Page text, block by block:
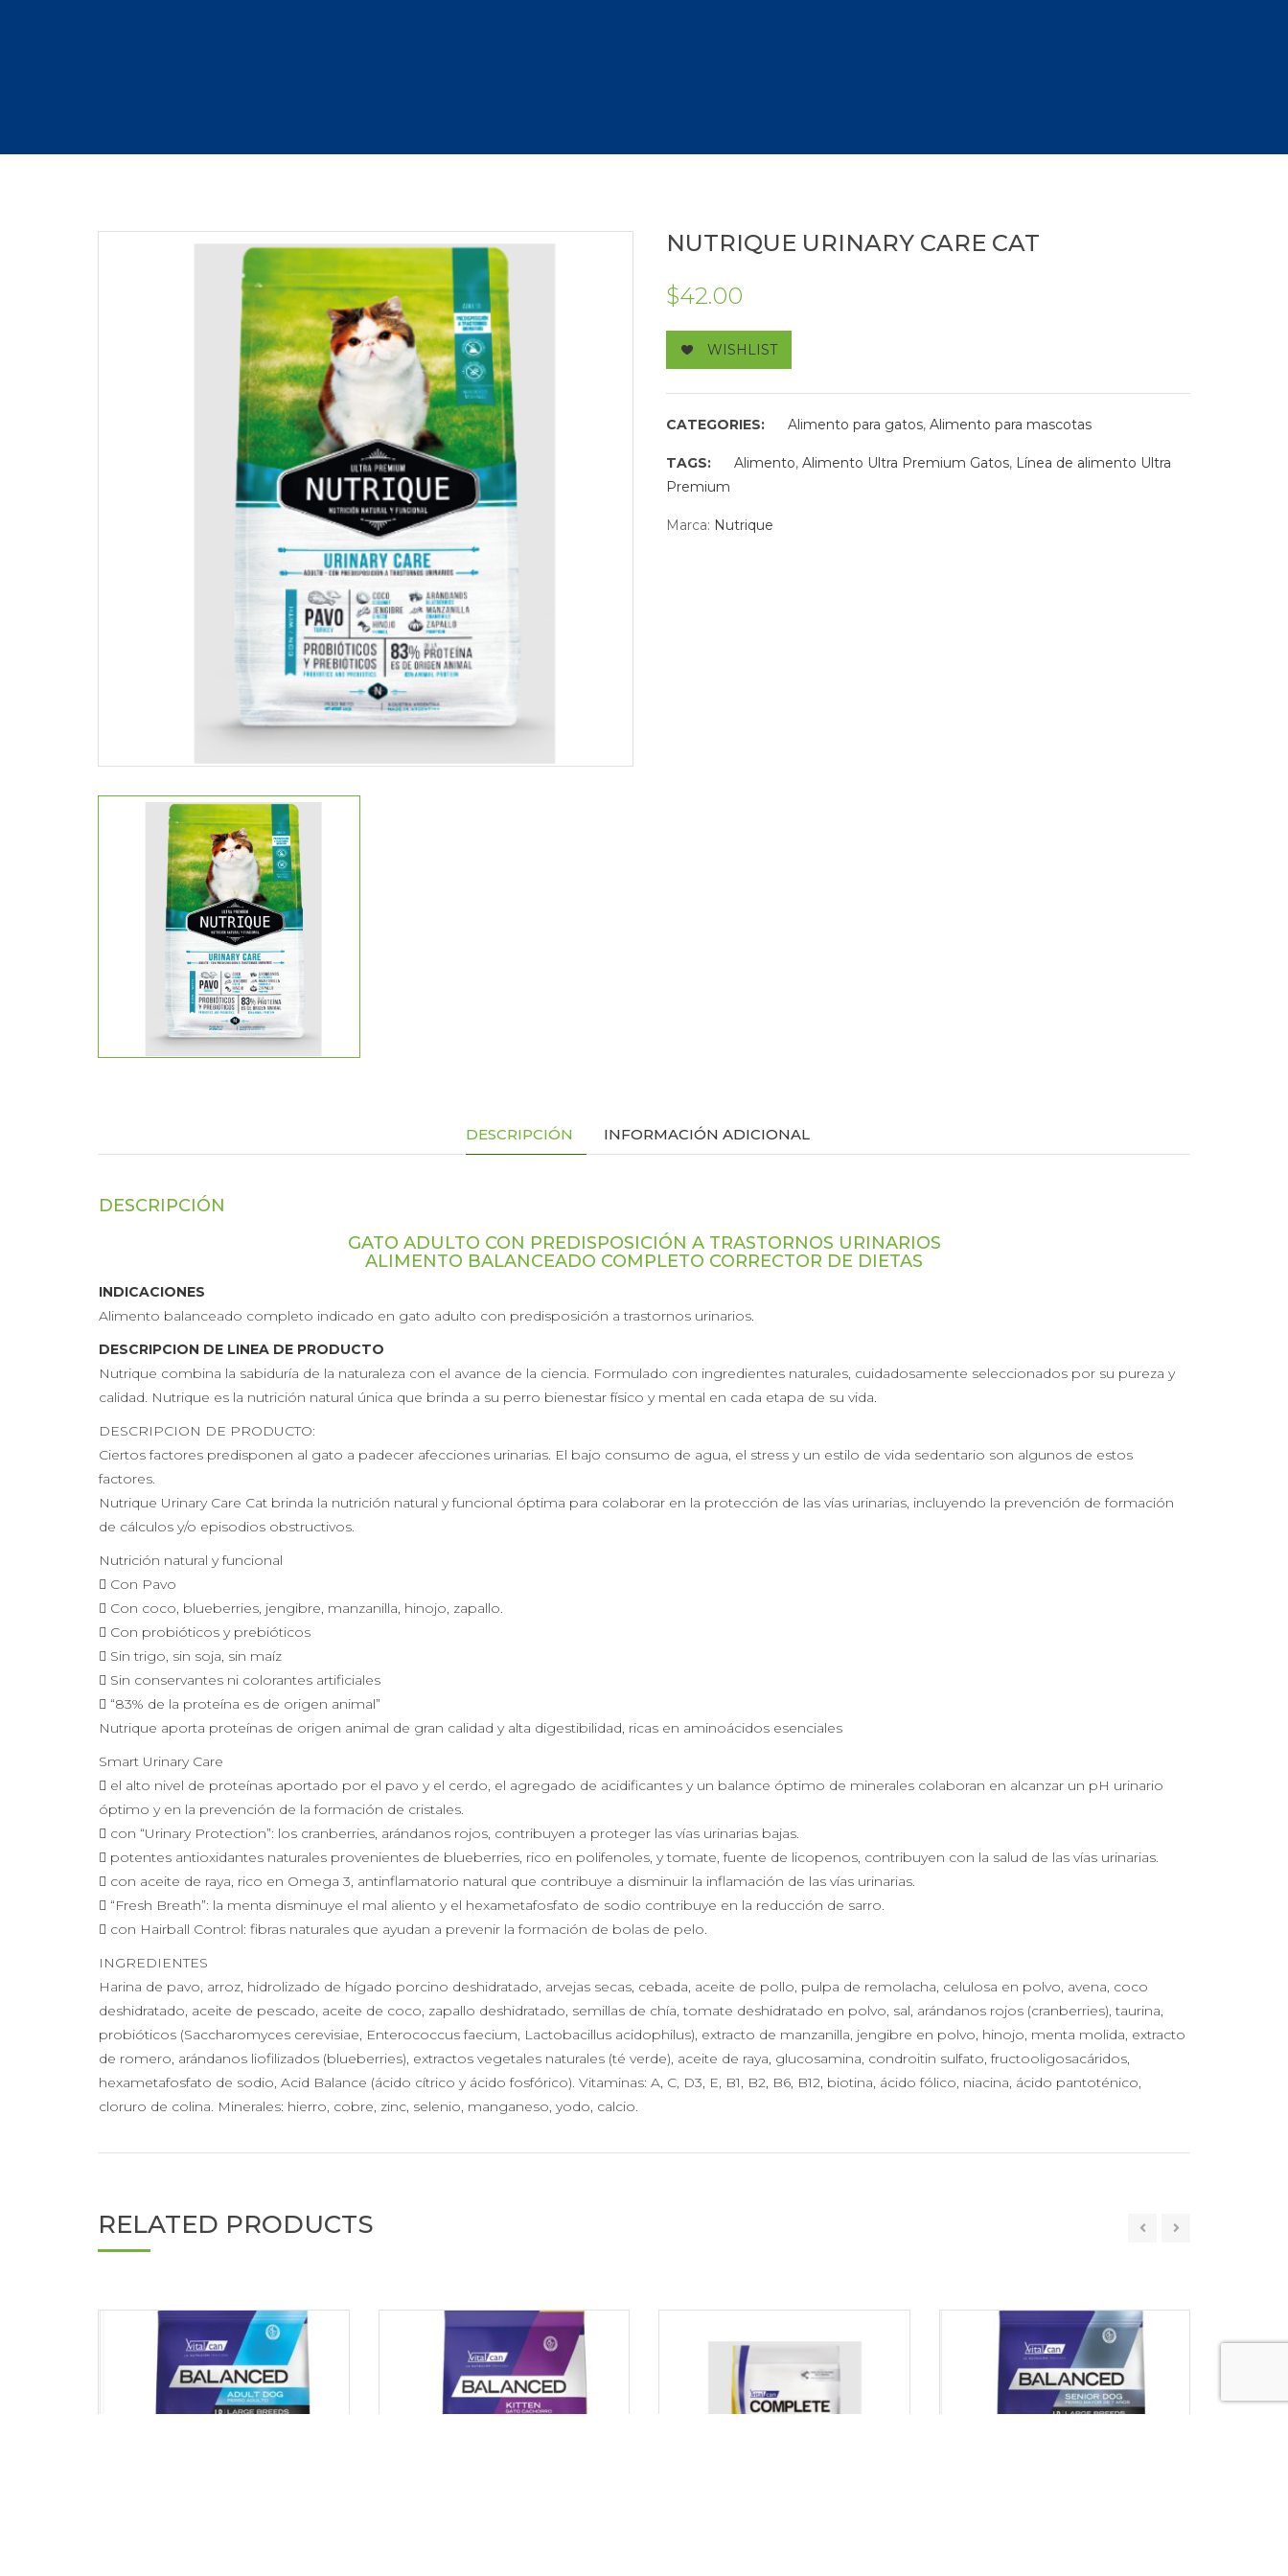
NUTRIQUE URINARY CARE CAT
$42.00
WISHLIST
CATEGORIES: Alimento para gatos, Alimento para mascotas
TAGS: Alimento, Alimento Ultra Premium Gatos, Línea de alimento Ultra
Premium
Marca: Nutrique
DESCRIPCIÓN INFORMACIÓN ADICIONAL
DESCRIPCIÓN
GATO ADULTO CON PREDISPOSICIÓN A TRASTORNOS URINARIOS
ALIMENTO BALANCEADO COMPLETO CORRECTOR DE DIETAS
INDICACIONES
Alimento balanceado completo indicado en gato adulto con predisposición a trastornos urinarios.
DESCRIPCION DE LINEA DE PRODUCTO
Nutrique combina la sabiduría de la naturaleza con el avance de la ciencia. Formulado con ingredientes naturales, cuidadosamente seleccionados por su pureza y
calidad. Nutrique es la nutrición natural única que brinda a su perro bienestar físico y mental en cada etapa de su vida.
DESCRIPCION DE PRODUCTO:
Ciertos factores predisponen al gato a padecer afecciones urinarias. El bajo consumo de agua, el stress y un estilo de vida sedentario son algunos de estos
factores.
Nutrique Urinary Care Cat brinda la nutrición natural y funcional óptima para colaborar en la protección de las vías urinarias, incluyendo la prevención de formación
de cálculos y/o episodios obstructivos.
Nutrición natural y funcional
 Con Pavo
 Con coco, blueberries, jengibre, manzanilla, hinojo, zapallo.
 Con probióticos y prebióticos
 Sin trigo, sin soja, sin maíz
 Sin conservantes ni colorantes artificiales
 “83% de la proteína es de origen animal”
Nutrique aporta proteínas de origen animal de gran calidad y alta digestibilidad, ricas en aminoácidos esenciales
Smart Urinary Care
 el alto nivel de proteínas aportado por el pavo y el cerdo, el agregado de acidificantes y un balance óptimo de minerales colaboran en alcanzar un pH urinario
óptimo y en la prevención de la formación de cristales.
 con “Urinary Protection”: los cranberries, arándanos rojos, contribuyen a proteger las vías urinarias bajas.
 potentes antioxidantes naturales provenientes de blueberries, rico en polifenoles, y tomate, fuente de licopenos, contribuyen con la salud de las vías urinarias.
 con aceite de raya, rico en Omega 3, antinflamatorio natural que contribuye a disminuir la inflamación de las vías urinarias.
 “Fresh Breath”: la menta disminuye el mal aliento y el hexametafosfato de sodio contribuye en la reducción de sarro.
 con Hairball Control: fibras naturales que ayudan a prevenir la formación de bolas de pelo.
INGREDIENTES
Harina de pavo, arroz, hidrolizado de hígado porcino deshidratado, arvejas secas, cebada, aceite de pollo, pulpa de remolacha, celulosa en polvo, avena, coco
deshidratado, aceite de pescado, aceite de coco, zapallo deshidratado, semillas de chía, tomate deshidratado en polvo, sal, arándanos rojos (cranberries), taurina,
probióticos (Saccharomyces cerevisiae, Enterococcus faecium, Lactobacillus acidophilus), extracto de manzanilla, jengibre en polvo, hinojo, menta molida, extracto
de romero, arándanos liofilizados (blueberries), extractos vegetales naturales (té verde), aceite de raya, glucosamina, condroitin sulfato, fructooligosacáridos,
hexametafosfato de sodio, Acid Balance (ácido cítrico y ácido fosfórico). Vitaminas: A, C, D3, E, B1, B2, B6, B12, biotina, ácido fólico, niacina, ácido pantoténico,
cloruro de colina. Minerales: hierro, cobre, zinc, selenio, manganeso, yodo, calcio.
RELATED PRODUCTS